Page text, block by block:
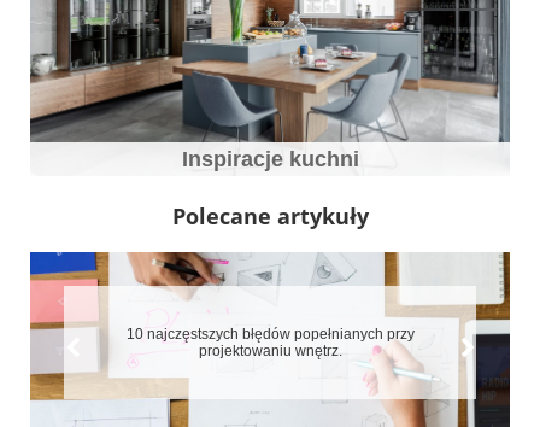
Inspiracje kuchni
Polecane artykuły
10 najczęstszych błędów popełnianych przy
projektowaniu wnętrz.